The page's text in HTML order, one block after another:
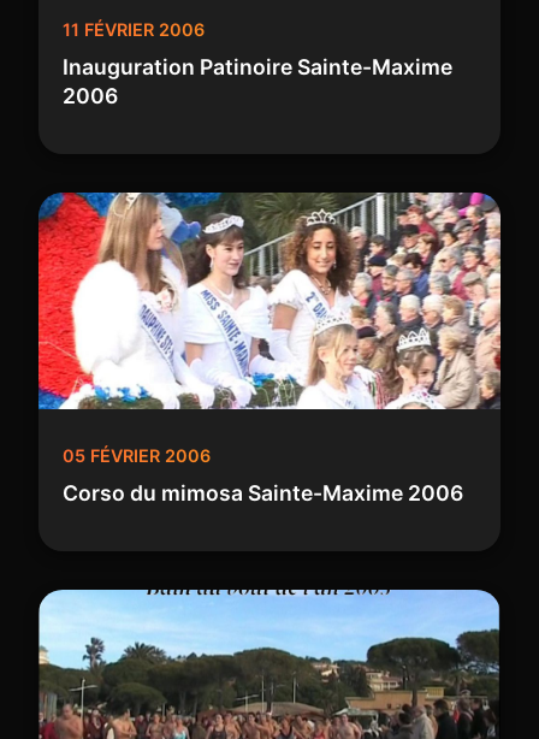
11 FÉVRIER 2006
Inauguration Patinoire Sainte-Maxime
2006
05 FÉVRIER 2006
Corso du mimosa Sainte-Maxime 2006